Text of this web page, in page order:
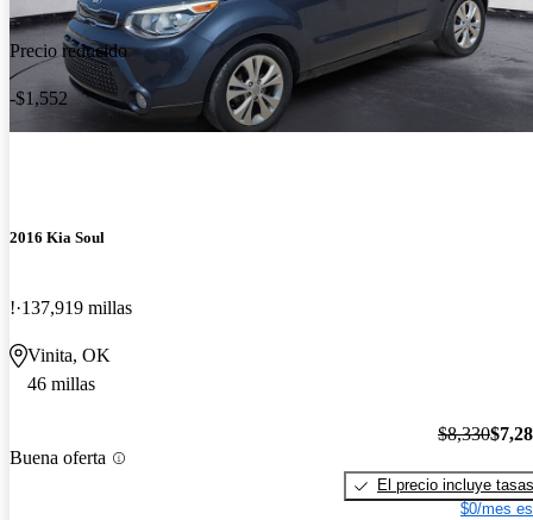
Precio reducido
-$1,552
2016 Kia Soul
! 137,919 millas
Vinita, OK
46 millas
Buena oferta
$8,330
El precio incluye tasas
$0/mes